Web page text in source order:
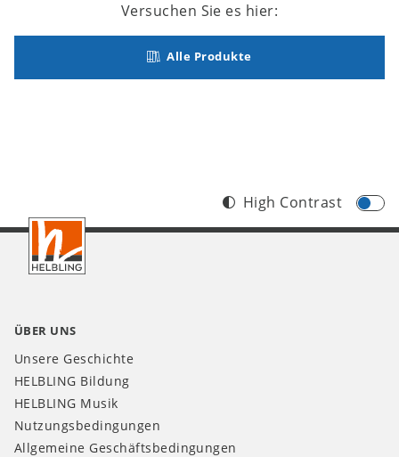
Versuchen Sie es hier:
Alle Produkte
Footer
CH
High Contrast
ÜBER UNS
Unsere Geschichte
HELBLING Bildung
HELBLING Musik
Nutzungsbedingungen
Allgemeine Geschäftsbedingungen